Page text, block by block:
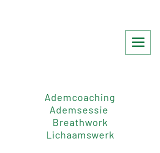
Ademcoaching
Ademsessie
Breathwork
Lichaamswerk